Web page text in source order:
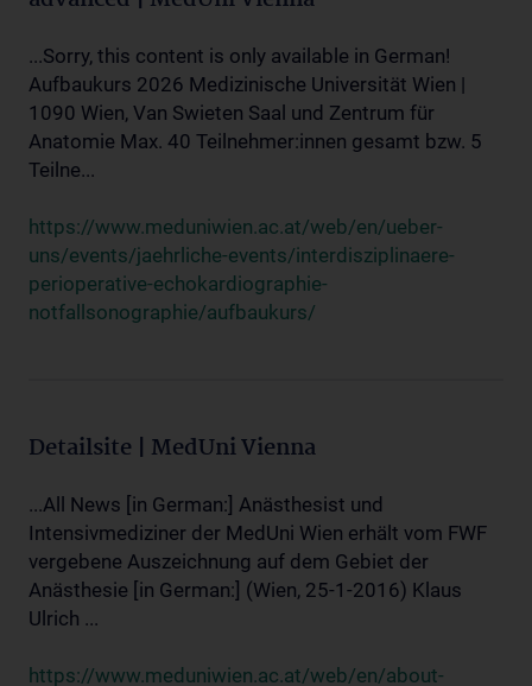
...Sorry, this content is only available in German!
Aufbaukurs 2026 Medizinische Universität Wien |
1090 Wien, Van Swieten Saal und Zentrum für
Anatomie Max. 40 Teilnehmer:innen gesamt bzw. 5
Teilne...
https://www.meduniwien.ac.at/web/en/ueber-
uns/events/jaehrliche-events/interdisziplinaere-
perioperative-echokardiographie-
notfallsonographie/aufbaukurs/
Detailsite | MedUni Vienna
...All News [in German:] Anästhesist und
Intensivmediziner der MedUni Wien erhält vom FWF
vergebene Auszeichnung auf dem Gebiet der
Anästhesie [in German:] (Wien, 25-1-2016) Klaus
Ulrich ...
https://www.meduniwien.ac.at/web/en/about-